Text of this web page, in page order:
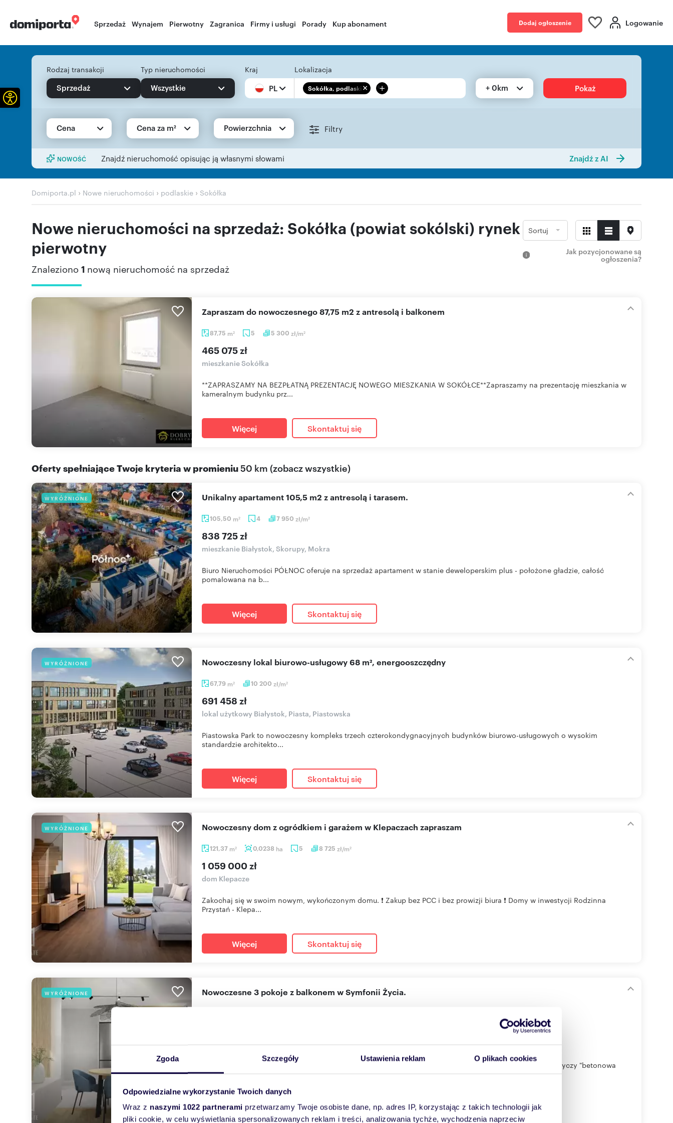
Zgoda Szczegóły Ustawienia reklam O plikach cookies
Odpowiedzialne wykorzystanie Twoich danych
Wraz z naszymi 1022 partnerami przetwarzamy Twoje osobiste dane, np. adres IP, korzystając z takich technologii jak
pliki cookie, w celu wyświetlania spersonalizowanych reklam i treści, analizowania tychże, wychodzenia naprzeciw
Sprzedaż Wynajem Pierwotny Zagranica Firmy i usługi Porady Kup abonament Dodaj ogłoszenie Logowanie
Rodzaj transakcji
Sprzedaż
Typ nieruchomości
Wszystkie
Kraj
PL
Lokalizacja
Sokółka, podlaskie + + 0km Pokaż
Cena Cena za m² Powierzchnia Filtry
NOWOŚĆ Znajdź nieruchomość opisując ją własnymi słowami Znajdź z AI
Domiporta.pl › Nowe nieruchomości › podlaskie › Sokółka
Nowe nieruchomości na sprzedaż: Sokółka (powiat sokólski) rynek
pierwotny
Znaleziono 1 nową nieruchomość na sprzedaż
Sortuj
Jak pozycjonowane są
ogłoszenia?
87,75 m2 5 5 300 zł/m2
Zapraszam do nowoczesnego 87,75 m2 z antresolą i balkonem
465 075 zł
mieszkanie Sokółka
**ZAPRASZAMY NA BEZPŁATNĄ PREZENTACJĘ NOWEGO MIESZKANIA W SOKÓŁCE**Zapraszamy na prezentację mieszkania w
kameralnym budynku prz...
Więcej Skontaktuj się
Oferty spełniające Twoje kryteria w promieniu50 km (zobacz wszystkie)
WYRÓŻNIONE
105,50 m2 4 7 950 zł/m2
Unikalny apartament 105,5 m2 z antresolą i tarasem.
838 725 zł
mieszkanie Białystok, Skorupy, Mokra
Biuro Nieruchomości PÓŁNOC oferuje na sprzedaż apartament w stanie deweloperskim plus - położone gładzie, całość
pomalowana na b...
Więcej Skontaktuj się
WYRÓŻNIONE
67,79 m2 10 200 zł/m2
Nowoczesny lokal biurowo-usługowy 68 m², energooszczędny
691 458 zł
lokal użytkowy Białystok, Piasta, Piastowska
Piastowska Park to nowoczesny kompleks trzech czterokondygnacyjnych budynków biurowo-usługowych o wysokim
standardzie architekto...
Więcej Skontaktuj się
WYRÓŻNIONE
121,37 m2 0,0238 ha 5 8 725 zł/m2
Nowoczesny dom z ogródkiem i garażem w Klepaczach zapraszam
1 059 000 zł
dom Klepacze
Zakochaj się w swoim nowym, wykończonym domu. ❗ Zakup bez PCC i bez prowizji biura ❗ Domy w inwestycji Rodzinna
Przystań - Klepa...
Więcej Skontaktuj się
WYRÓŻNIONE Nowoczesne 3 pokoje z balkonem w Symfonii Życia.
Symfonia Życia w wersji „wykończone 3 pokoje + balkon + święty spokój” Szukasz mieszkania, które nie krzyczy "betonowa
dżungla",...
Więcej Skontaktuj się
Otwórz pasek narzędzi